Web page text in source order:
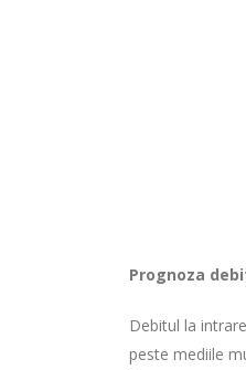
Prognoza
Debitul la
peste mediile